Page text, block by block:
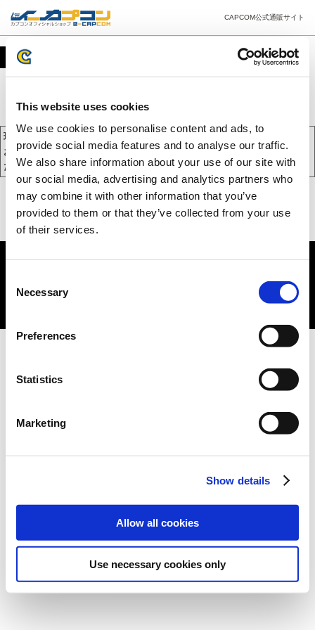
This website uses cookies
We use cookies to personalise content and ads, to
provide social media features and to analyse our traffic.
We also share information about your use of our site with
our social media, advertising and analytics partners who
may combine it with other information that you’ve
provided to them or that they’ve collected from your use
of their services.
Selection
Necessary
Preferences
Statistics
Marketing
Show details
Allow all cookies
Use necessary cookies only
CAPCOM公式通販サイト
カート
現在、カートには商品が入っておりません。
お買い物を続けるには下の 「お買い物を続ける」 をクリックしてく
ださい。